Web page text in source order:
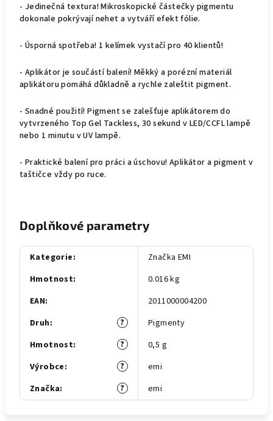
- Jedinečná textura! Mikroskopické částečky pigmentu
dokonale pokrývají nehet a vytváří efekt fólie.
- Úsporná spotřeba! 1 kelímek vystačí pro 40 klientů!
- Aplikátor je součástí balení! Měkký a porézní materiál
aplikátoru pomáhá důkladně a rychle zaleštit pigment.
- Snadné použití! Pigment se zalešťuje aplikátorem do
vytvrzeného Top Gel Tackless, 30 sekund v LED/CCFL lampě
nebo 1 minutu v UV lampě.
- Praktické balení pro práci a úschovu! Aplikátor a pigment v
taštičce vždy po ruce.
Doplňkové parametry
Kategorie:
Značka EMI
Hmotnost:
0.016 kg
EAN:
2011000004200
?
Druh:
Pigmenty
?
Hmotnost:
0,5 g
?
Výrobce:
emi
?
Značka: emi